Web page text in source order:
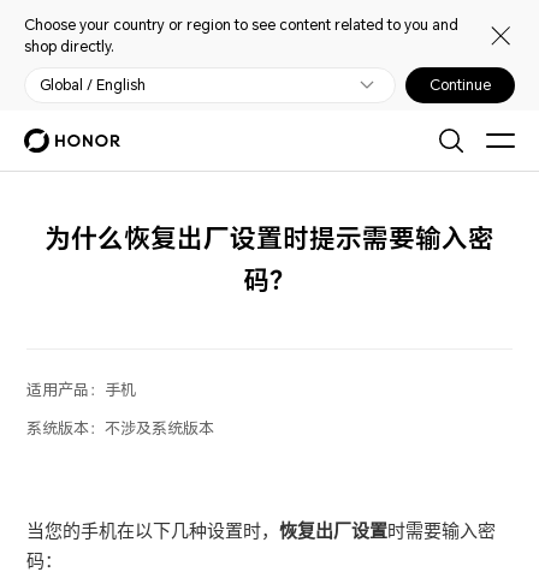
Choose your country or region to see content related to you and
shop directly.
Global / English Continue
为什么恢复出厂设置时提示需要输入密
码？
适用产品： 手机
系统版本：不涉及系统版本
当您的手机在以下几种设置时，恢复出厂设置时需要输入密
码：